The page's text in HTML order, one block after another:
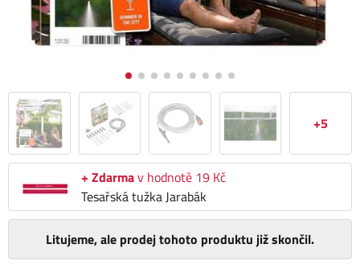
+5
+ Zdarmav hodnotě 19 Kč
Tesařská tužka Jarabák
Litujeme, ale prodej tohoto produktu již skončil.